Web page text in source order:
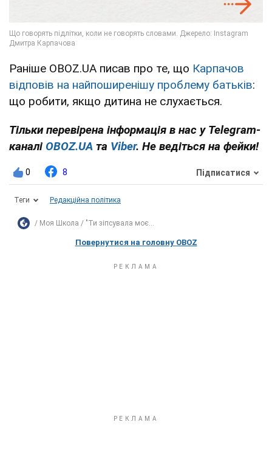
Раніше OBOZ.UA писав про те, що Карпачов
відповів на найпоширенішу проблему батьків:
що робити, якщо дитина не слухається.
Тільки перевірена інформація в нас у Telegram-
каналі OBOZ.UA та Viber. Не ведіться на фейки!
0 8 Підписатися
Теги Редакційна політика
Моя Школа "Ти зіпсувала моє...
Повернутися на головну OBOZ